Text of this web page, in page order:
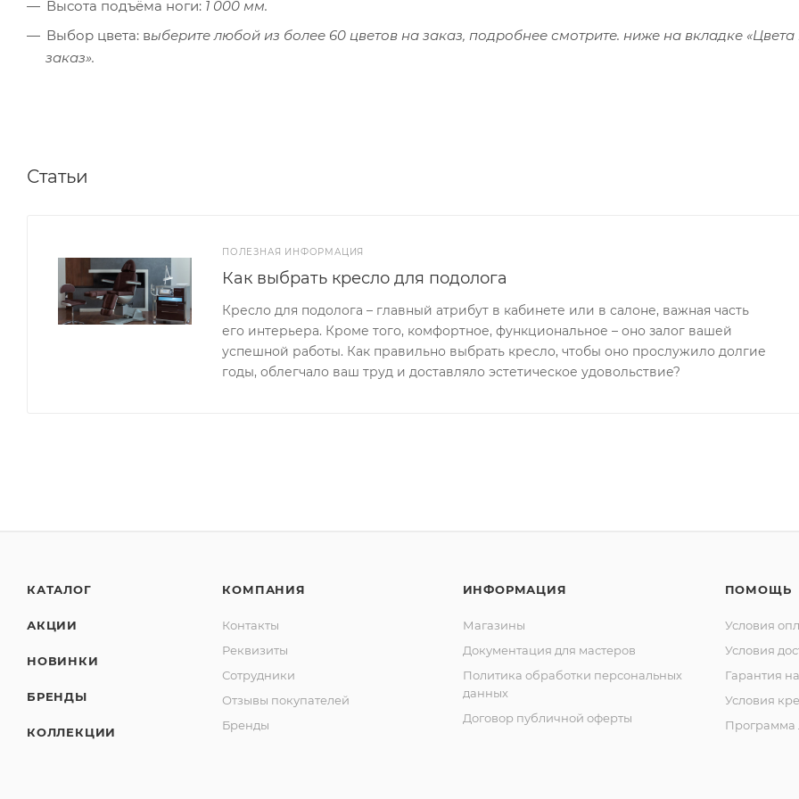
Высота подъёма ноги: 1 000 мм.
Выбор цвета: выберите любой из более 60 цветов на заказ, подробнее смотрите. ниже на вкладке «Цвета
заказ».
Статьи
ПОЛЕЗНАЯ ИНФОРМАЦИЯ
Как выбрать кресло для подолога
Кресло для подолога – главный атрибут в кабинете или в салоне, важная часть
его интерьера. Кроме того, комфортное, функциональное – оно залог вашей
успешной работы. Как правильно выбрать кресло, чтобы оно прослужило долгие
годы, облегчало ваш труд и доставляло эстетическое удовольствие?
КАТАЛОГ
АКЦИИ
НОВИНКИ
БРЕНДЫ
КОЛЛЕКЦИИ
КОМПАНИЯ
Контакты
Реквизиты
Сотрудники
Отзывы покупателей
Бренды
ИНФОРМАЦИЯ
Магазины
Документация для мастеров
Политика обработки персональных
данных
Договор публичной оферты
ПОМОЩЬ
Условия
Условия
Гарантия
Условия
Программа